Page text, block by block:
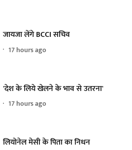
जायजा लेंगे BCCI सचिव
17 hours ago
'देश के लिये खेलने के भाव से उतरना'
17 hours ago
लियोनेल मेसी के पिता का निधन